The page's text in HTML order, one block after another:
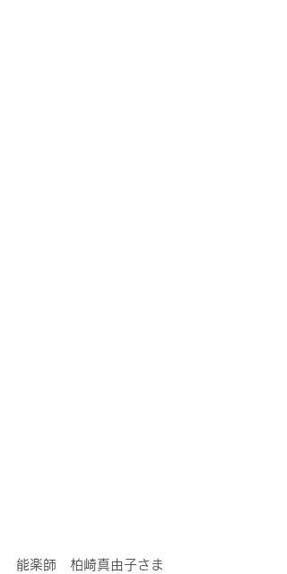
能楽師　柏崎真由子さま